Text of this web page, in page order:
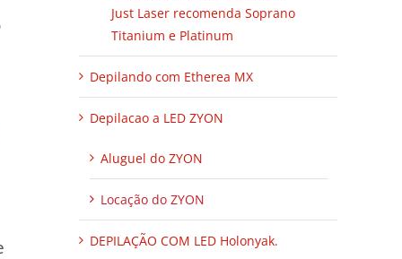
Just Laser recomenda Soprano
Titanium e Platinum
Depilando com Etherea MX
Depilacao a LED ZYON
Aluguel do ZYON
Locação do ZYON
DEPILAÇÃO COM LED Holonyak.